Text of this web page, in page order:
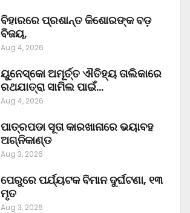
ବିହାରରେ ପ୍ରଶାନ୍ତ କିଶୋରଙ୍କ ବଡ଼
ବିଜୟ,
Aug 4, 2026
ୟୁନେସ୍କୋ ଅମୂର୍ତ୍ତ ଐତିହ୍ୟ ତାଲିକାରେ
ରଥଯାତ୍ରା ସାମିଲ ପାଇଁ…
Aug 4, 2026
ପାତ୍ରପଡା ସୂତା କାରଖାନାରେ ଭୟାବହ
ଅଗ୍ନିକାଣ୍ଡ
Aug 3, 2026
ପେରୁରେ ପର୍ଯ୍ୟଟକ ବିମାନ ଦୁର୍ଘଟଣା, ୧୩
ମୃତ
Aug 3, 2026